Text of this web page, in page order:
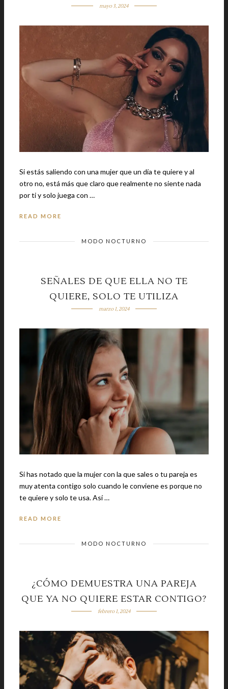
mayo 3, 2024
Si estás saliendo con una mujer que un día te quiere y al
otro no, está más que claro que realmente no siente nada
por ti y solo juega con …
READ MORE
MODO NOCTURNO
SEÑALES DE QUE ELLA NO TE
QUIERE, SOLO TE UTILIZA
marzo 1, 2024
Si has notado que la mujer con la que sales o tu pareja es
muy atenta contigo solo cuando le conviene es porque no
te quiere y solo te usa. Así …
READ MORE
MODO NOCTURNO
¿CÓMO DEMUESTRA UNA PAREJA
QUE YA NO QUIERE ESTAR CONTIGO?
febrero 1, 2024